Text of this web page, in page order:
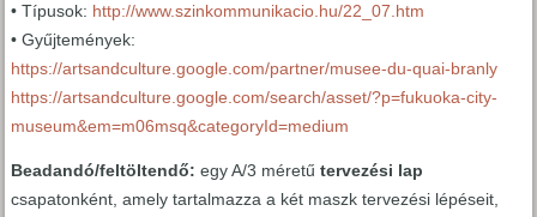
• Típusok: http://www.szinkommunikacio.hu/22_07.htm
• Gyűjtemények:
https://artsandculture.google.com/partner/musee-du-quai-branly
https://artsandculture.google.com/search/asset/?p=fukuoka-city-
museum&em=m06msq&categoryId=medium
Beadandó/feltöltendő: egy A/3 méretűtervezési lap
csapatonként, amely tartalmazza a két maszk tervezési lépéseit,